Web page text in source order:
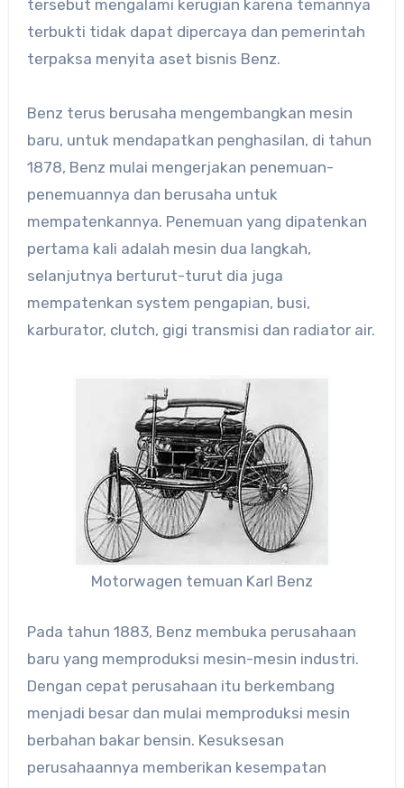
tersebut mengalami kerugian karena temannya
terbukti tidak dapat dipercaya dan pemerintah
terpaksa menyita aset bisnis Benz.
Benz terus berusaha mengembangkan mesin
baru, untuk mendapatkan penghasilan, di tahun
1878, Benz mulai mengerjakan penemuan-
penemuannya dan berusaha untuk
mempatenkannya. Penemuan yang dipatenkan
pertama kali adalah mesin dua langkah,
selanjutnya berturut-turut dia juga
mempatenkan system pengapian, busi,
karburator, clutch, gigi transmisi dan radiator air.
Motorwagen temuan Karl Benz
Pada tahun 1883, Benz membuka perusahaan
baru yang memproduksi mesin-mesin industri.
Dengan cepat perusahaan itu berkembang
menjadi besar dan mulai memproduksi mesin
berbahan bakar bensin. Kesuksesan
perusahaannya memberikan kesempatan